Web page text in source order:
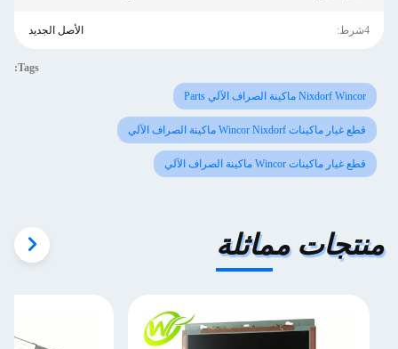
4شرط: الأصل الجديد
Tags:
Nixdorf Wincor ماكينة الصراف الآلي Parts
قطع غيار ماكينات Wincor Nixdorf ماكينة الصراف الآلي
قطع غيار ماكينات Wincor ماكينة الصراف الآلي
منتجات مماثلة